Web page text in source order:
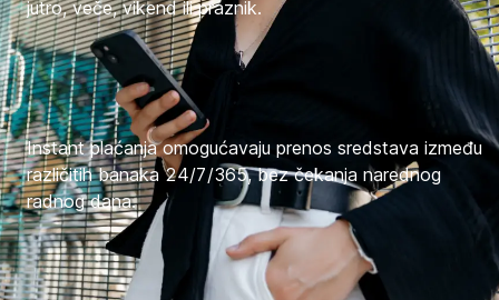
jutro, veče, vikend ili praznik.
Instant plaćanja omogućavaju prenos sredstava između
različitih banaka 24/7/365, bez čekanja narednog
radnog dana.